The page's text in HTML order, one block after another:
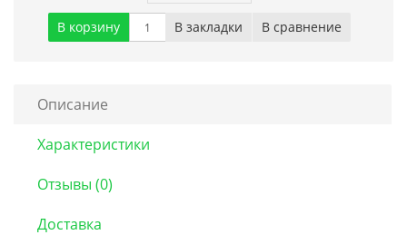
В корзину В закладки В сравнение
Описание
Характеристики
Отзывы (0)
Доставка